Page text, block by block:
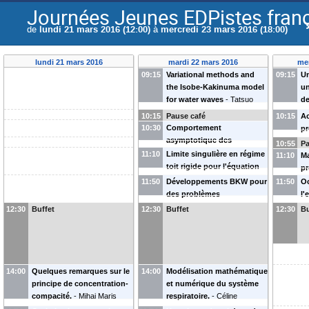
Journées Jeunes EDPistes
de lundi 21 mars 2016 (12:00) àmercredi 23 mars 2016 (18:00)
lundi 21 mars 2016
12:30 Buffet
14:00
Quelques remarques sur le
principe de concentration-
compacité. - Mihai Maris
mardi 22 mars 2016
09:15
Variational methods and
the Isobe-Kakinuma model
for water waves - Tatsuo
Iguchi
10:15
Pause café
10:30
Comportement
asymptotique des
solutions des équations de
Navier-Stokes -Agathe
Decaster
11:10
Limite singulière en régime
toit rigide pour l'équation
des vagues. - Benoit
Mesognon
11:50
Développements BKW pour
des problèmes
hyperboliques à coin.
12:30 Buffet
14:00
Modélisation mathématique
et numérique du système
respiratoire. - Céline
09:15
10:15
-
10:55
11:10
11:50
12:30